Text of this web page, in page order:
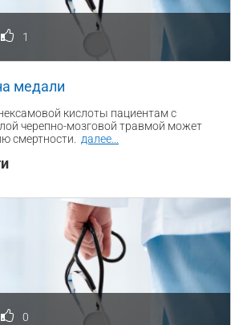
1
медали
кислоты пациентам с
черепно-мозговой травмой может
смертности.
далее
0